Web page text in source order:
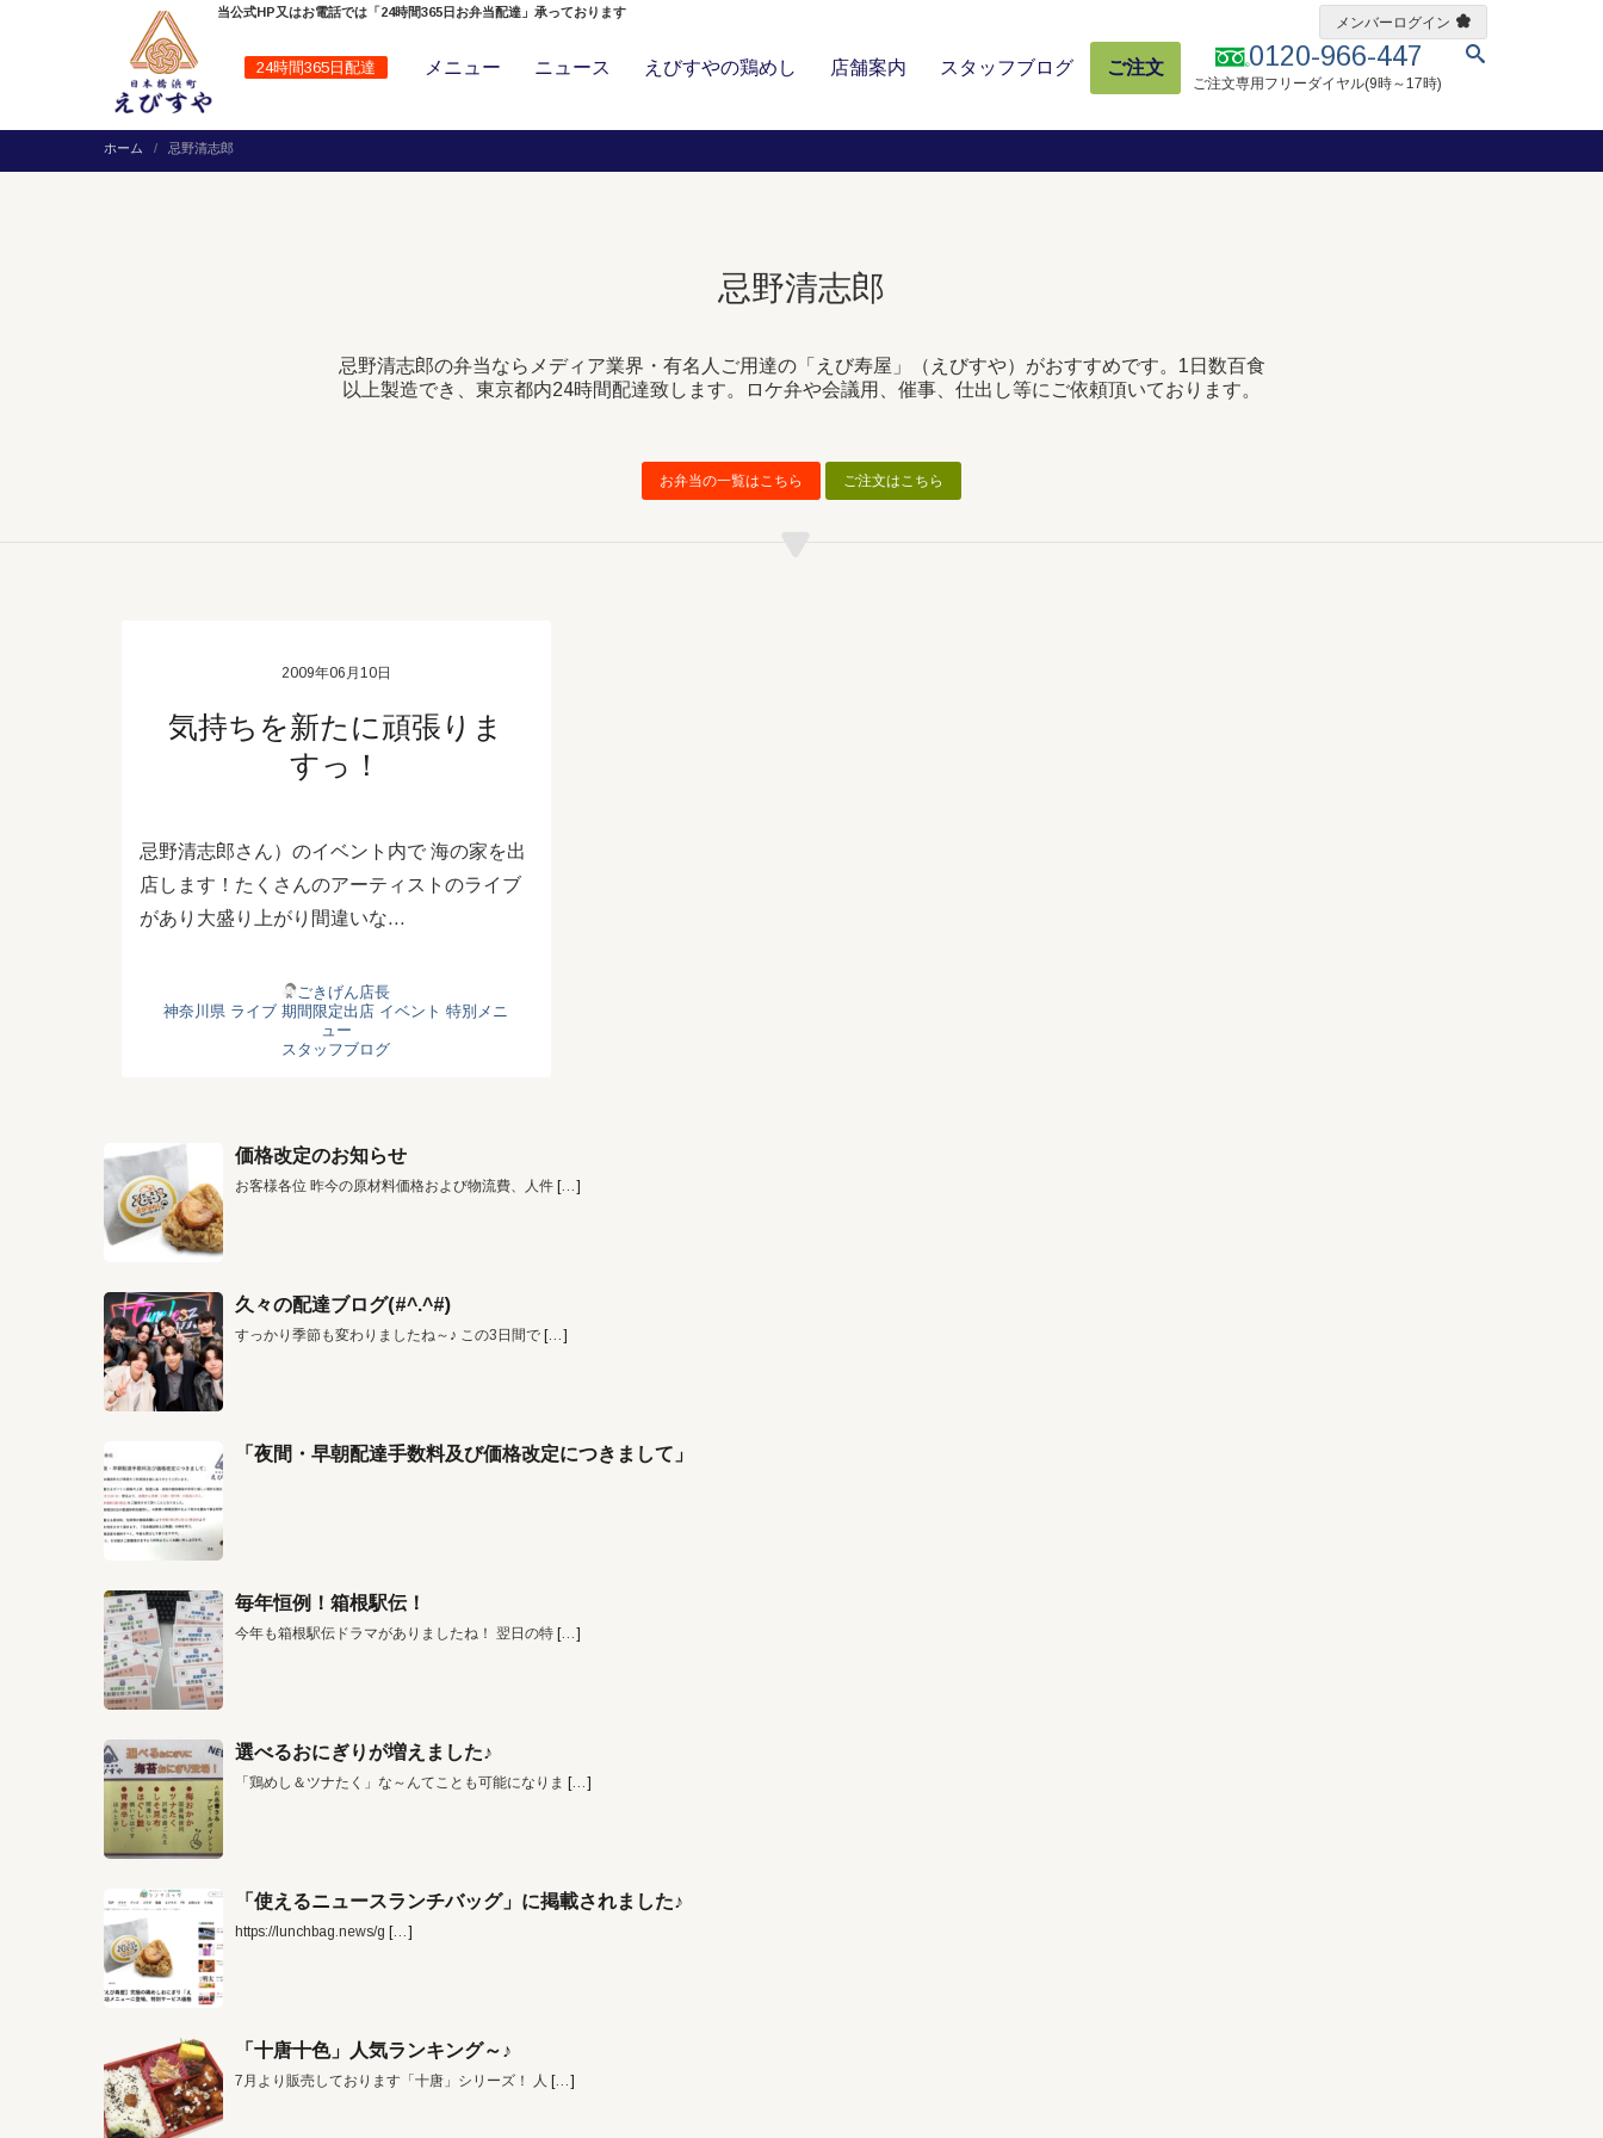
24時間365日配達 0120-966-447
ご注文専用フリーダイヤル(9時～17時)
メニュー ニュース えびすやの鶏めし 店舗案内 スタッフブログ ご注文
当公式HP又はお電話では「24時間365日お弁当配達」承っております
メンバーログイン
ホーム 忌野清志郎
忌野清志郎
忌野清志郎の弁当ならメディア業界・有名人ご用達の「えび寿屋」（えびすや）がおすすめです。1日数百食
以上製造でき、東京都内24時間配達致します。ロケ弁や会議用、催事、仕出し等にご依頼頂いております。
お弁当の一覧はこちら ご注文はこちら
2009年06月10日
気持ちを新たに頑張りま
すっ！
忌野清志郎さん）のイベント内で 海の家を出
店します！たくさんのアーティストのライブ
があり大盛り上がり間違いな…
ごきげん店長
神奈川県 ライブ 期間限定出店 イベント 特別メニ
ュー
スタッフブログ
価格改定のお知らせ
お客様各位 昨今の原材料価格および物流費、人件 […]
久々の配達ブログ(#^.^#)
すっかり季節も変わりましたね～♪ この3日間で […]
「夜間・早朝配達手数料及び価格改定につきまして」
毎年恒例！箱根駅伝！
今年も箱根駅伝ドラマがありましたね！ 翌日の特 […]
選べるおにぎりが増えました♪
「鶏めし＆ツナたく」な～んてことも可能になりま […]
「使えるニュースランチバッグ」に掲載されました♪
https://lunchbag.news/g […]
「十唐十色」人気ランキング～♪
7月より販売しております「十唐」シリーズ！ 人 […]